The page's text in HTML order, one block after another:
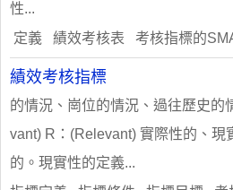
性...
定義 績效考核表 考核指標的
績效考核指標
的情況、崗位的情況、過往歷史的
vant) R：(Relevant) 實際性的、現
的。現實性的定義...